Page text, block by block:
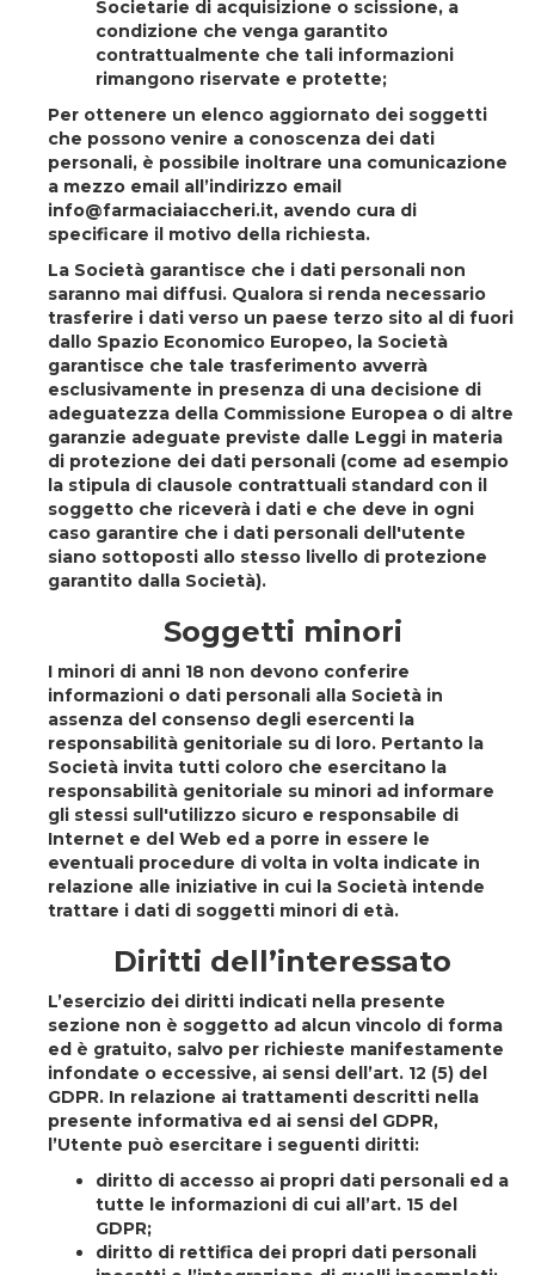
Societarie di acquisizione o scissione, a
condizione che venga garantito
contrattualmente che tali informazioni
rimangono riservate e protette;
Per ottenere un elenco aggiornato dei soggetti
che possono venire a conoscenza dei dati
personali, è possibile inoltrare una comunicazione
a mezzo email all’indirizzo email
info@farmaciaiaccheri.it, avendo cura di
specificare il motivo della richiesta.
La Società garantisce che i dati personali non
saranno mai diffusi. Qualora si renda necessario
trasferire i dati verso un paese terzo sito al di fuori
dallo Spazio Economico Europeo, la Società
garantisce che tale trasferimento avverrà
esclusivamente in presenza di una decisione di
adeguatezza della Commissione Europea o di altre
garanzie adeguate previste dalle Leggi in materia
di protezione dei dati personali (come ad esempio
la stipula di clausole contrattuali standard con il
soggetto che riceverà i dati e che deve in ogni
caso garantire che i dati personali dell'utente
siano sottoposti allo stesso livello di protezione
garantito dalla Società).
Soggetti minori
I minori di anni 18 non devono conferire
informazioni o dati personali alla Società in
assenza del consenso degli esercenti la
responsabilità genitoriale su di loro. Pertanto la
Società invita tutti coloro che esercitano la
responsabilità genitoriale su minori ad informare
gli stessi sull'utilizzo sicuro e responsabile di
Internet e del Web ed a porre in essere le
eventuali procedure di volta in volta indicate in
relazione alle iniziative in cui la Società intende
trattare i dati di soggetti minori di età.
Diritti dell’interessato
L’esercizio dei diritti indicati nella presente
sezione non è soggetto ad alcun vincolo di forma
ed è gratuito, salvo per richieste manifestamente
infondate o eccessive, ai sensi dell’art. 12 (5) del
GDPR. In relazione ai trattamenti descritti nella
presente informativa ed ai sensi del GDPR,
l’Utente può esercitare i seguenti diritti:
diritto di accesso ai propri dati personali ed a
tutte le informazioni di cui all’art. 15 del
GDPR;
diritto di rettifica dei propri dati personali